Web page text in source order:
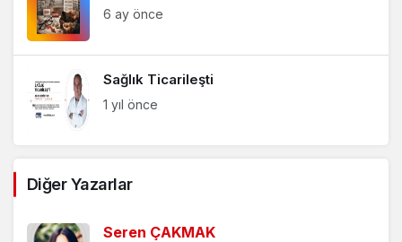
6 ay önce
Sağlık Ticarileşti
1 yıl önce
Diğer Yazarlar
Seren ÇAKMAK